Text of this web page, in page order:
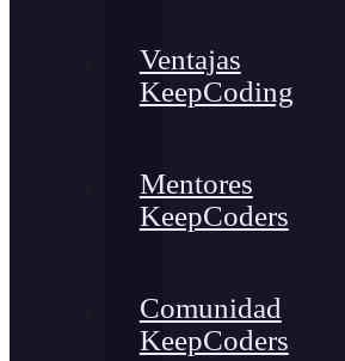
Ventajas
KeepCoding
Mentores
KeepCoders
Comunidad
KeepCoders